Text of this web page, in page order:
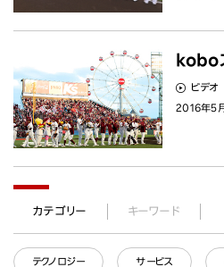
ビデオ
2016年5
kobo
カテゴリー キーワード
テクノロジー サービス